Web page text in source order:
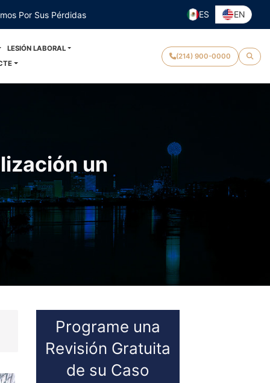
Por Sus Pérdidas ES EN
LESIÓN LABORAL
(214) 900-0000
un
Programe una
Revisión Gratuita
de su Caso